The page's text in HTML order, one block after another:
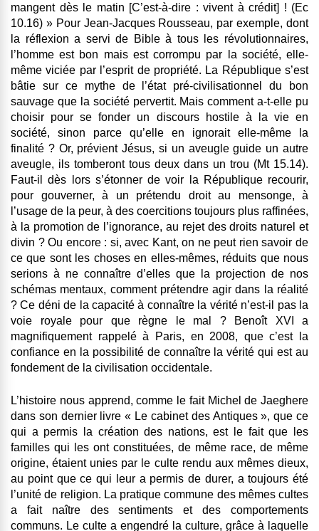
mangent dès le matin [C’est-à-dire : vivent à crédit] ! (Ec
10.16) » Pour Jean-Jacques Rousseau, par exemple, dont
la réflexion a servi de Bible à tous les révolutionnaires,
l’homme est bon mais est corrompu par la société, elle-
même viciée par l’esprit de propriété. La République s’est
bâtie sur ce mythe de l’état pré-civilisationnel du bon
sauvage que la société pervertit. Mais comment a-t-elle pu
choisir pour se fonder un discours hostile à la vie en
société, sinon parce qu’elle en ignorait elle-même la
finalité ? Or, prévient Jésus, si un aveugle guide un autre
aveugle, ils tomberont tous deux dans un trou (Mt 15.14).
Faut-il dès lors s’étonner de voir la République recourir,
pour gouverner, à un prétendu droit au mensonge, à
l’usage de la peur, à des coercitions toujours plus raffinées,
à la promotion de l’ignorance, au rejet des droits naturel et
divin ? Ou encore : si, avec Kant, on ne peut rien savoir de
ce que sont les choses en elles-mêmes, réduits que nous
serions à ne connaître d’elles que la projection de nos
schémas mentaux, comment prétendre agir dans la réalité
? Ce déni de la capacité à connaître la vérité n’est-il pas la
voie royale pour que règne le mal ? Benoît XVI a
magnifiquement rappelé à Paris, en 2008, que c’est la
confiance en la possibilité de connaître la vérité qui est au
fondement de la civilisation occidentale.
L’histoire nous apprend, comme le fait Michel de Jaeghere
dans son dernier livre « Le cabinet des Antiques », que ce
qui a permis la création des nations, est le fait que les
familles qui les ont constituées, de même race, de même
origine, étaient unies par le culte rendu aux mêmes dieux,
au point que ce qui leur a permis de durer, a toujours été
l’unité de religion. La pratique commune des mêmes cultes
a fait naître des sentiments et des comportements
communs. Le culte a engendré la culture, grâce à laquelle